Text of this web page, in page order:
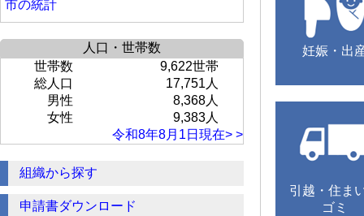
妊娠・出
引越・住ま
ゴミ
市の統計
人口・世帯数
世帯数
9,622世帯
総人口
17,751人
男性
8,368人
女性
9,383人
令和8年8月1日現在> >
組織から探す
申請書ダウンロード